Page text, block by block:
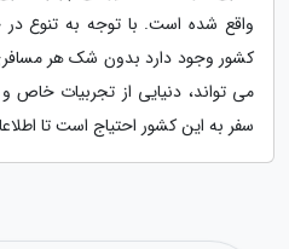
واقع شده است. با توجه به تنوع
کشور وجود دارد بدون شک هر
می تواند، دنیایی از تجربیات خاص
سفر به این کشور احتیاج است تا